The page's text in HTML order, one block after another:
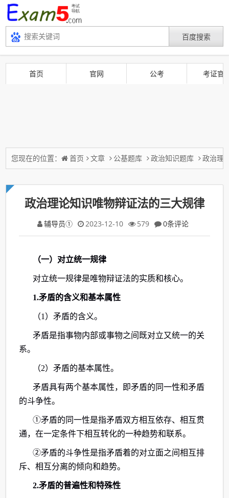
首页 官网 公考 考证官
您现在的位置： 首页 文章 公基题库 政治知识题库 政治理
政治理论知识唯物辩证法的三大规律
辅导员① 2023-12-10 579 0条评论
（一）对立统一规律
对立统一规律是唯物辩证法的实质和核心。
1.矛盾的含义和基本属性
（1）矛盾的含义。
矛盾是指事物内部或事物之间既对立又统一的关
系。
（2）矛盾的基本属性。
矛盾具有两个基本属性，即矛盾的同一性和矛盾
的斗争性。
①矛盾的同一性是指矛盾双方相互依存、相互贯
通，在一定条件下相互转化的一种趋势和联系。
②矛盾的斗争性是指矛盾着的对立面之间相互排
斥、相互分离的倾向和趋势。
2.矛盾的普遍性和特殊性